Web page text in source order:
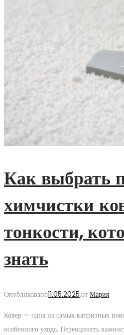
Как выбрать
химчистки
тонкости,
знать
Опубликовано11.05.2025.от Мария.
Ковер — одна из самых капризных
особенного ухода. Переоценить